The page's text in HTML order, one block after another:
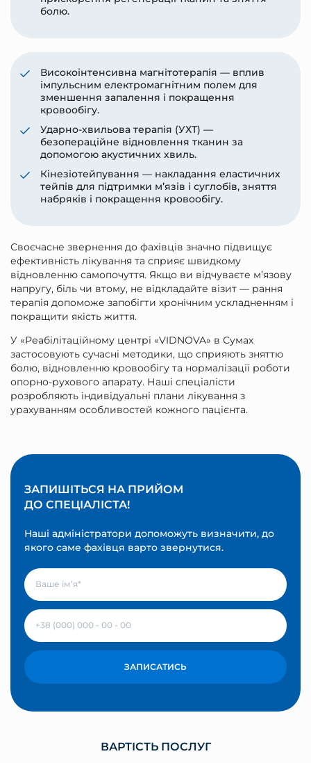
болю.
Високоінтенсивна магнітотерапія — вплив
імпульсним електромагнітним полем для
зменшення запалення і покращення
кровообігу.
Ударно-хвильова терапія (УХТ) —
безопераційне відновлення тканин за
допомогою акустичних хвиль.
Кінезіотейпування — накладання еластичних
тейпів для підтримки м’язів і суглобів, зняття
набряків і покращення кровообігу.
Своєчасне звернення до фахівців значно підвищує
ефективність лікування та сприяє швидкому
відновленню самопочуття. Якщо ви відчуваєте м’язову
напругу, біль чи втому, не відкладайте візит — рання
терапія допоможе запобігти хронічним ускладненням і
покращити якість життя.
У «Реабілітаційному центрі «VIDNOVA» в Сумах
застосовують сучасні методики, що сприяють зняттю
болю, відновленню кровообігу та нормалізації роботи
опорно-рухового апарату. Наші спеціалісти
розробляють індивідуальні плани лікування з
урахуванням особливостей кожного пацієнта.
ЗАПИШІТЬСЯ НА ПРИЙОМ
ДО СПЕЦІАЛІСТА!
Наші адміністратори допоможуть визначити, до
якого саме фахівця варто звернутися.
ЗАПИСАТИСЬ
ВАРТІСТЬ ПОСЛУГ